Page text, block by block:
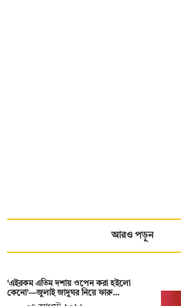
আরও পড়ুন
‘এইরকম এতিম দশায় ওপেন করা হইলো
কেনো’—জুলাই জাদুঘর নিয়ে ফারু…